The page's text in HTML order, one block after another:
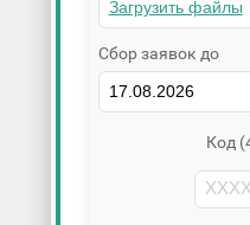
Сбор заявок до
Код